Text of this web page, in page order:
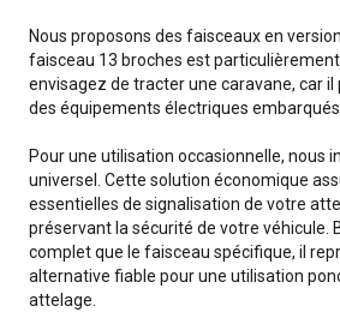
Nous proposons des faisceaux en
faisceau 13 broches est
envisagez de tracter une caravane, car
des équipements électriques
Pour une utilisation occasionnelle, nous
universel. Cette solution économique
essentielles de signalisation de votre
préservant la sécurité de votre véhicule.
complet que le faisceau spécifique, il
alternative fiable pour une utilisation
attelage.